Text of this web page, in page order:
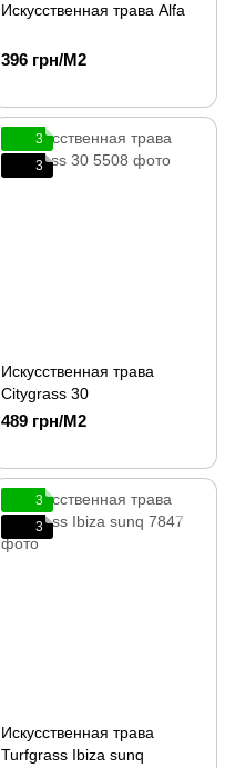
Искусственная трава Alfa
396 грн/М2
3
3
Искусственная трава
Citygrass 30
489 грн/М2
3
3
Искусственная трава
Turfgrass Ibiza sunq